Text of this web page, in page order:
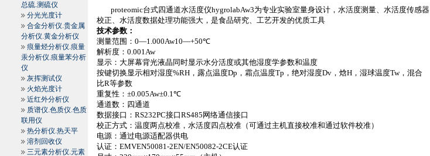
总硫.测硫仪
分光光度计
合金分析仪.贵金属
分析仪.黄金分析仪
痕量烃分析仪.痕量
汞分析仪.痕量苯分析
仪
灰挥测试仪
火焰光度计
近红外分析仪
质谱仪.色质仪.色质
联用仪
热分析仪.热天平
溶剂回收仪
三元素分析仪.元素
proteomic台式四通道水活度仪hygrolabAw3为专业实验室量身设计，水活度测量、水活度传感器
校正、水活度数据处理功能强大，是食品研究、工艺开发的优质工具
技术参数：
测量范围：0—1.000Aw10—+50℃
解析度：0.001Aw
显示：大屏幕背光液晶同时显示水分活度或其他湿度学参数和温度
按键切换显示相对湿度%RH ，露点温度Dp ，霜点温度Tp ，绝对湿度Dv ，焓H ，湿球温度Tw，混合
比R等参数
重复性：±0.005Aw±0.1℃
通道数：四通道
数据接口：RS232PC接口RS485 网络通信接口
校正方式：温度两点校准，水活度四点校准（可通过主机直接校准和通过软件校准）
电源：通过电源适配器供电
认证：EMVEN50081-2EN/EN50082-2CE认证